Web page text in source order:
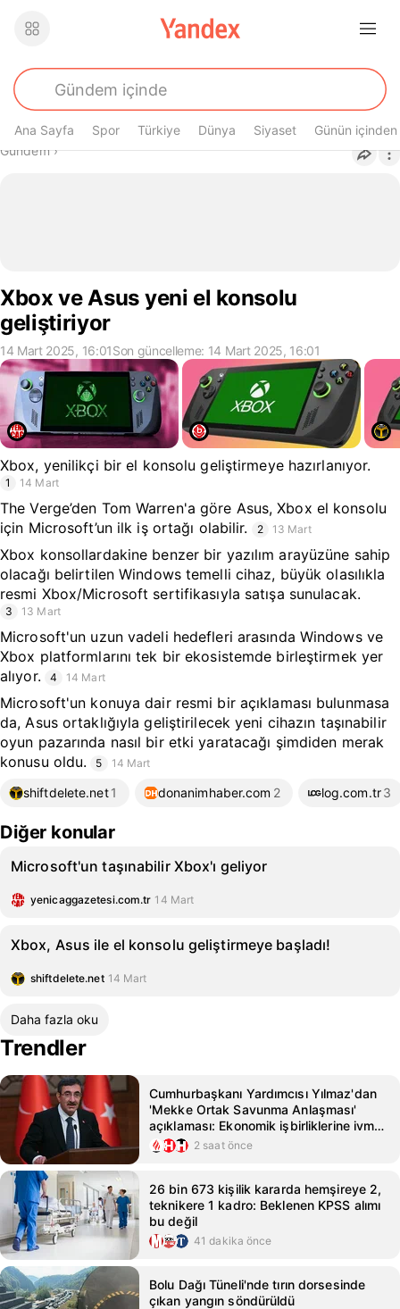
Ana Sayfa Spor Türkiye Dünya Siyaset Günün içinden
Buradasın
Gündem›
Xbox ve Asus yeni el konsolu
geliştiriyor
14 Mart 2025, 16:01Son güncelleme: 14 Mart 2025, 16:01
Xbox, yenilikçi bir el konsolu geliştirmeye hazırlanıyor.
1 14 Mart
The Verge’den Tom Warren'a göre Asus, Xbox el konsolu
için Microsoft’un ilk iş ortağı olabilir.
2 13 Mart
Xbox konsollardakine benzer bir yazılım arayüzüne sahip
olacağı belirtilen Windows temelli cihaz, büyük olasılıkla
resmi Xbox/Microsoft sertifikasıyla satışa sunulacak.
3 13 Mart
Microsoft'un uzun vadeli hedefleri arasında Windows ve
Xbox platformlarını tek bir ekosistemde birleştirmek yer
alıyor.
4 14 Mart
Microsoft'un konuya dair resmi bir açıklaması bulunmasa
da, Asus ortaklığıyla geliştirilecek yeni cihazın taşınabilir
oyun pazarında nasıl bir etki yaratacağı şimdiden merak
konusu oldu.
5 14 Mart
shiftdelete.net1 donanimhaber.com 2 log.com.tr3
Diğer konular
Microsoft'un taşınabilir Xbox'ı geliyor
yenicaggazetesi.com.tr 14 Mart
Xbox, Asus ile el konsolu geliştirmeye başladı!
shiftdelete.net 14 Mart
Daha fazla oku
Trendler
Cumhurbaşkanı Yardımcısı Yılmaz'dan
'Mekke Ortak Savunma Anlaşması'
açıklaması: Ekonomik işbirliklerine ivme
kazandırmasını bekliyoruz
2 saat önce
26 bin 673 kişilik kararda hemşireye 2,
teknikere 1 kadro: Beklenen KPSS alımı
bu değil
41 dakika önce
Bolu Dağı Tüneli'nde tırın dorsesinde
çıkan yangın söndürüldü